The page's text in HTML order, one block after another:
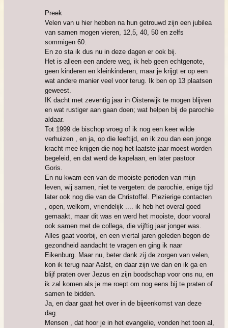
Preek
Velen van u hier hebben na hun getrouwd zijn een jubilea
van samen mogen vieren, 12,5, 40, 50 en zelfs
sommigen 60.
En zo sta ik dus nu in deze dagen er ook bij.
Het is alleen een andere weg, ik heb geen echtgenote,
geen kinderen en kleinkinderen, maar je krijgt er op een
wat andere manier veel voor terug. Ik ben op 13 plaatsen
geweest.
IK dacht met zeventig jaar in Oisterwijk te mogen blijven
en wat rustiger aan gaan doen; wat helpen bij de parochie
aldaar.
Tot 1999 de bischop vroeg of ik nog een keer wilde
verhuizen , en ja, op die leeftijd, en ik zou dan een jonge
kracht mee krijgen die nog het laatste jaar moest worden
begeleid, en dat werd de kapelaan, en later pastoor
Goris.
En nu kwam een van de mooiste perioden van mijn
leven, wij samen, niet te vergeten: de parochie, enige tijd
later ook nog die van de Christoffel. P lezierige contacten
, open, welkom, vriendelijk .... ik heb het overal goed
gemaakt, maar dit was en werd het mooiste, door vooral
ook samen met de collega, die vijftig jaar jonger was.
Alles gaat voorbij, en een viertal jaren geleden begon de
gezondheid aandacht te vragen en ging ik naar
Eikenburg. Maar nu, beter dank zij de zorgen van velen,
kon ik terug naar Aalst, en daar zijn we dan en ik ga en
blijf praten over Jezus en zijn boodschap voor ons nu, en
ik zal komen als je me roept om nog eens bij te praten of
samen te bidden.
Ja, en daar gaat het over in de bijeenkomst van deze
dag.
Mensen , dat hoor je in het evangelie, vonden het toen al,